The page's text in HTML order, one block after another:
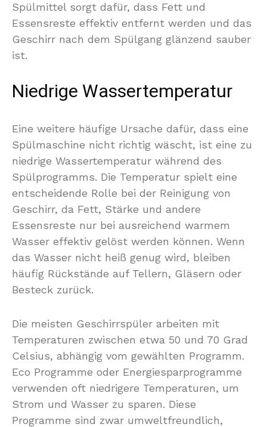
Spülmittel sorgt dafür, dass Fett und
Essensreste effektiv entfernt werden und das
Geschirr nach dem Spülgang glänzend sauber
ist.
Niedrige Wassertemperatur
Eine weitere häufige Ursache dafür, dass eine
Spülmaschine nicht richtig wäscht, ist eine zu
niedrige Wassertemperatur während des
Spülprogramms. Die Temperatur spielt eine
entscheidende Rolle bei der Reinigung von
Geschirr, da Fett, Stärke und andere
Essensreste nur bei ausreichend warmem
Wasser effektiv gelöst werden können. Wenn
das Wasser nicht heiß genug wird, bleiben
häufig Rückstände auf Tellern, Gläsern oder
Besteck zurück.
Die meisten Geschirrspüler arbeiten mit
Temperaturen zwischen etwa 50 und 70 Grad
Celsius, abhängig vom gewählten Programm.
Eco Programme oder Energiesparprogramme
verwenden oft niedrigere Temperaturen, um
Strom und Wasser zu sparen. Diese
Programme sind zwar umweltfreundlich,